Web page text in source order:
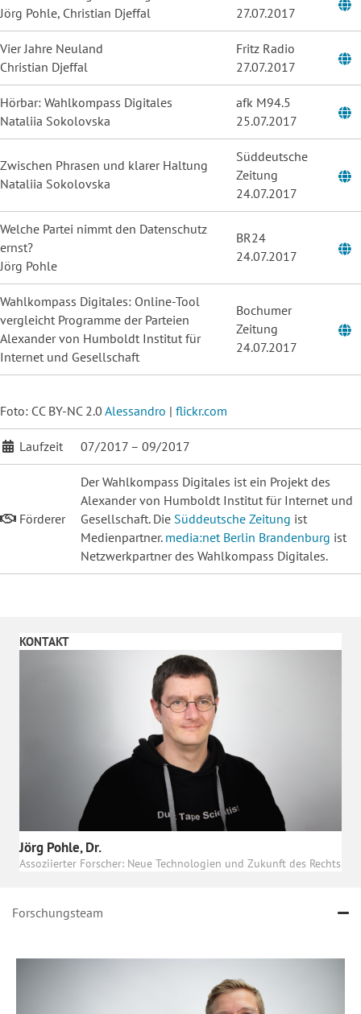
Jörg Pohle, Christian Djeffal
27.07.2017
Vier Jahre Neuland
Christian Djeffal
Fritz Radio
27.07.2017
Hörbar: Wahlkompass Digitales
Nataliia Sokolovska
afk M94.5
25.07.2017
Zwischen Phrasen und klarer Haltung
Nataliia Sokolovska
Süddeutsche
Zeitung
24.07.2017
Welche Partei nimmt den Datenschutz
ernst?
Jörg Pohle
BR24
24.07.2017
Wahlkompass Digitales: Online-Tool
vergleicht Programme der Parteien
Alexander von Humboldt Institut für
Internet und Gesellschaft
Bochumer
Zeitung
24.07.2017
Foto: CC BY-NC 2.0 Alessandro | flickr.com
Laufzeit 07/2017 – 09/2017
Förderer
Der Wahlkompass Digitales ist ein Projekt des
Alexander von Humboldt Institut für Internet und
Gesellschaft. Die Süddeutsche Zeitung ist
Medienpartner. media:net Berlin Brandenburg ist
Netzwerkpartner des Wahlkompass Digitales.
KONTAKT
Jörg Pohle, Dr.
Assoziierter Forscher: Neue Technologien und Zukunft des Rechts
Forschungsteam